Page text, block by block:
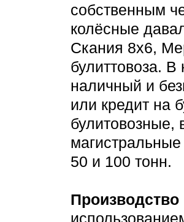
собственным
колёсные
Скания 8х6,
булиттовоза.
наличный и
или кредит на
50 и 100 тонн.